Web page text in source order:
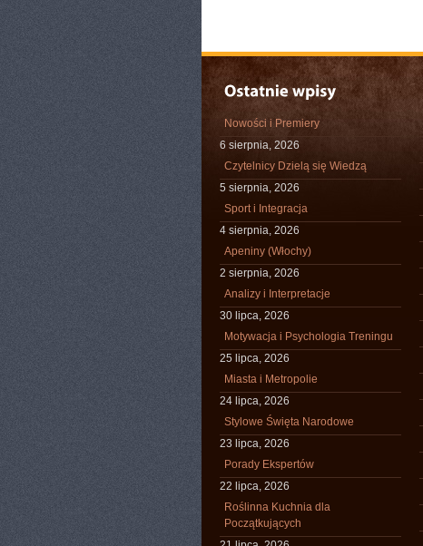
Nowości i Premiery
6 sierpnia, 2026
Czytelnicy Dzielą się Wiedzą
5 sierpnia, 2026
Sport i Integracja
4 sierpnia, 2026
Apeniny (Włochy)
2 sierpnia, 2026
Analizy i Interpretacje
30 lipca, 2026
Motywacja i Psychologia Treningu
25 lipca, 2026
Miasta i Metropolie
24 lipca, 2026
Stylowe Święta Narodowe
23 lipca, 2026
Porady Ekspertów
22 lipca, 2026
Roślinna Kuchnia dla
Początkujących